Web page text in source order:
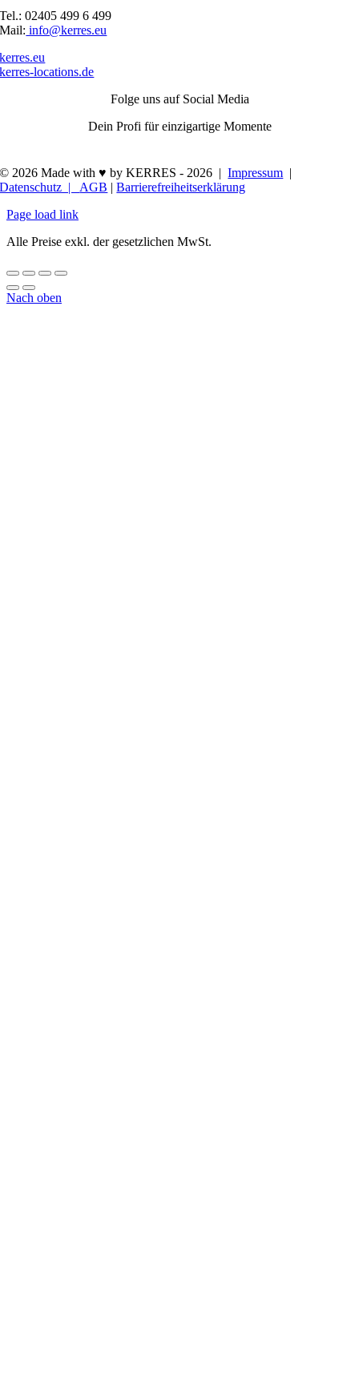
Tel.: 02405 499 6 499
Mail: info@kerres.eu
kerres.eu
kerres-locations.de
Folge uns auf Social Media
Dein Profi für einzigartige Momente
© 2026 Made with ♥ by KERRES - 2026 |Impressum |
Datenschutz | AGB |Barrierefreiheitserklärung
Page load link
Alle Preise exkl. der gesetzlichen MwSt.
Nach oben